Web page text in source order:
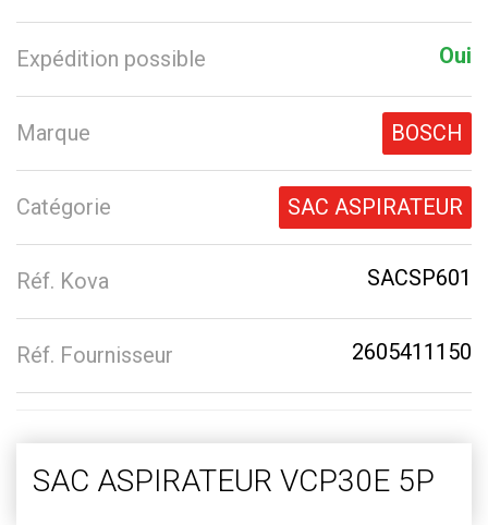
Expédition possible Oui
Marque BOSCH
Catégorie SAC ASPIRATEUR
Réf. Kova SACSP601
Réf. Fournisseur 2605411150
SAC ASPIRATEUR VCP30E 5P